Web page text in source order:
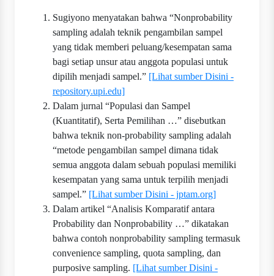
Sugiyono menyatakan bahwa “Nonprobability
sampling adalah teknik pengambilan sampel
yang tidak memberi peluang/kesempatan sama
bagi setiap unsur atau anggota populasi untuk
dipilih menjadi sampel.” [Lihat sumber Disini -
repository.upi.edu]
Dalam jurnal “Populasi dan Sampel
(Kuantitatif), Serta Pemilihan …” disebutkan
bahwa teknik non-probability sampling adalah
“metode pengambilan sampel dimana tidak
semua anggota dalam sebuah populasi memiliki
kesempatan yang sama untuk terpilih menjadi
sampel.” [Lihat sumber Disini - jptam.org]
Dalam artikel “Analisis Komparatif antara
Probability dan Nonprobability …” dikatakan
bahwa contoh nonprobability sampling termasuk
convenience sampling, quota sampling, dan
purposive sampling. [Lihat sumber Disini -